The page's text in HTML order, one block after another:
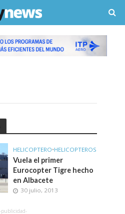
HELICOPTERO•HELICOPTEROS
Vuela el primer
Eurocopter Tigre hecho
en Albacete
30 julio, 2013